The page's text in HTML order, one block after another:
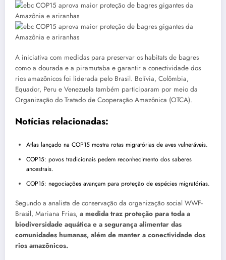
A iniciativa com medidas para preservar os habitats de bagres
como a dourada e a piramutaba e garantir a conectividade dos
rios amazônicos foi liderada pelo Brasil. Bolívia, Colômbia,
Equador, Peru e Venezuela também participaram por meio da
Organização do Tratado de Cooperação Amazônica (OTCA).
Notícias relacionadas:
Atlas lançado na COP15 mostra rotas migratórias de aves vulneráveis.
COP15: povos tradicionais pedem reconhecimento dos saberes
ancestrais.
COP15: negociações avançam para proteção de espécies migratórias.
Segundo a analista de conservação da organização social WWF-
Brasil, Mariana Frias, a medida traz proteção para toda a
biodiversidade aquática e a segurança alimentar das
comunidades humanas, além de manter a conectividade dos
rios amazônicos.